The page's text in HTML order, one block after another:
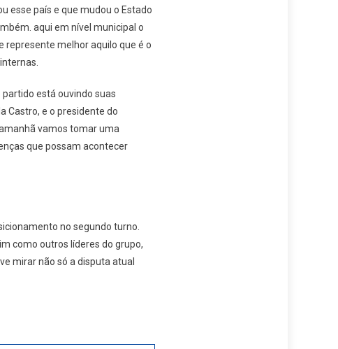
esse país e que mudou o Estado
aqui em nível municipal o
represente melhor aquilo que é o
partido está ouvindo suas
Castro, e o presidente do
vamos tomar uma
que possam acontecer
no segundo turno.
como outros líderes do grupo,
mirar não só a disputa atual